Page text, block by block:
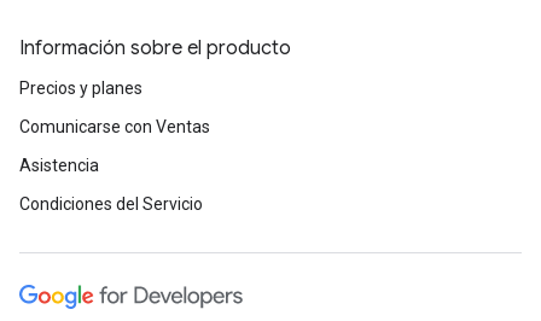
Información sobre el producto
Precios y planes
Comunicarse con Ventas
Asistencia
Condiciones del Servicio